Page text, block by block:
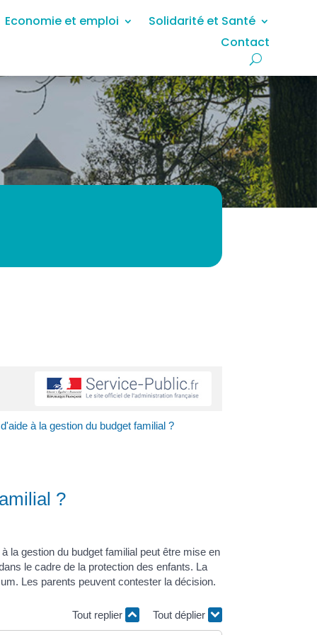
Economie et emploi
Solidarité et Santé
Contact
à la gestion du budget familial ?
?
la gestion du budget familial peut être mise en
le cadre de la protection des enfants. La
Les parents peuvent contester la décision.
Tout replier Tout déplier